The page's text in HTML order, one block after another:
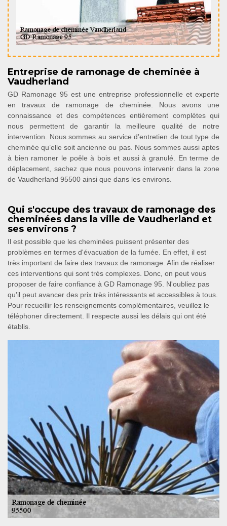
Entreprise de ramonage de cheminée à
Vaudherland
GD Ramonage 95 est une entreprise professionnelle et experte
en travaux de ramonage de cheminée. Nous avons une
connaissance et des compétences entièrement complètes qui
nous permettent de garantir la meilleure qualité de notre
intervention. Nous sommes au service d’entretien de tout type de
cheminée qu’elle soit ancienne ou pas. Nous sommes aussi aptes
à bien ramoner le poêle à bois et aussi à granulé. En terme de
déplacement, sachez que nous pouvons intervenir dans la zone
de Vaudherland 95500 ainsi que dans les environs.
Qui s'occupe des travaux de ramonage des
cheminées dans la ville de Vaudherland et
ses environs ?
Il est possible que les cheminées puissent présenter des
problèmes en termes d'évacuation de la fumée. En effet, il est
très important de faire des travaux de ramonage. Afin de réaliser
ces interventions qui sont très complexes. Donc, on peut vous
proposer de faire confiance à GD Ramonage 95. N'oubliez pas
qu'il peut avancer des prix très intéressants et accessibles à tous.
Pour recueillir les renseignements complémentaires, veuillez le
téléphoner directement. Il respecte aussi les délais qui ont été
établis.